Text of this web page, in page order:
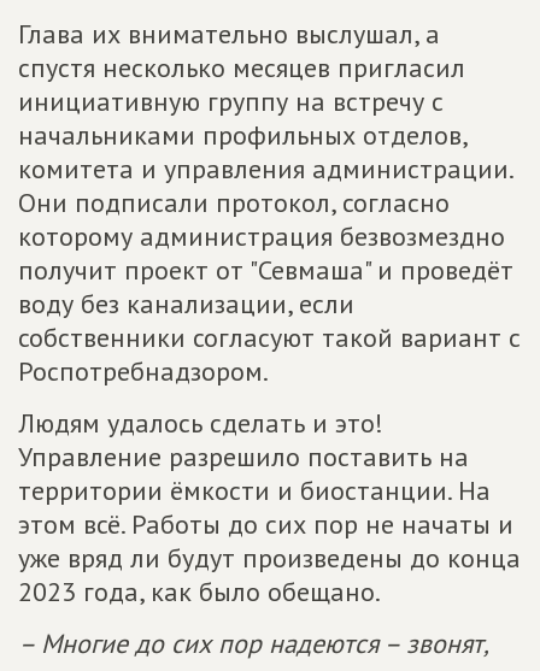
Глава их внимательно выслушал, а
спустя несколько месяцев пригласил
инициативную группу на встречу с
начальниками профильных отделов,
комитета и управления администрации.
Они подписали протокол, согласно
которому администрация безвозмездно
получит проект от "Севмаша" и проведёт
воду без канализации, если
собственники согласуют такой вариант с
Роспотребнадзором.
Людям удалось сделать и это!
Управление разрешило поставить на
территории ёмкости и биостанции. На
этом всё. Работы до сих пор не начаты и
уже вряд ли будут произведены до конца
2023 года, как было обещано.
– Многие до сих пор надеются – звонят,